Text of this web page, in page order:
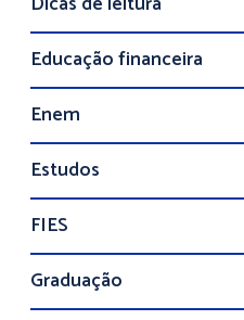
Educação financeira
Enem
Estudos
FIES
Graduação